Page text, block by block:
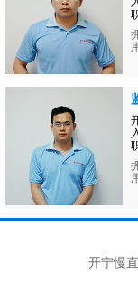
开宁慢